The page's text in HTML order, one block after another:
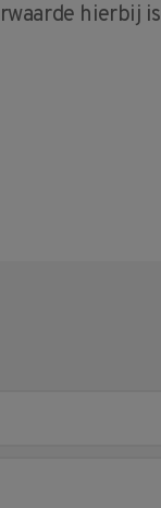
hierbij is